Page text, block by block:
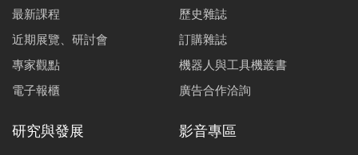
最新課程
近期展覽、研討會
專家觀點
電子報櫃
歷史雜誌
訂購雜誌
機器人與工具機叢書
廣告合作洽詢
研究與發展 影音專區